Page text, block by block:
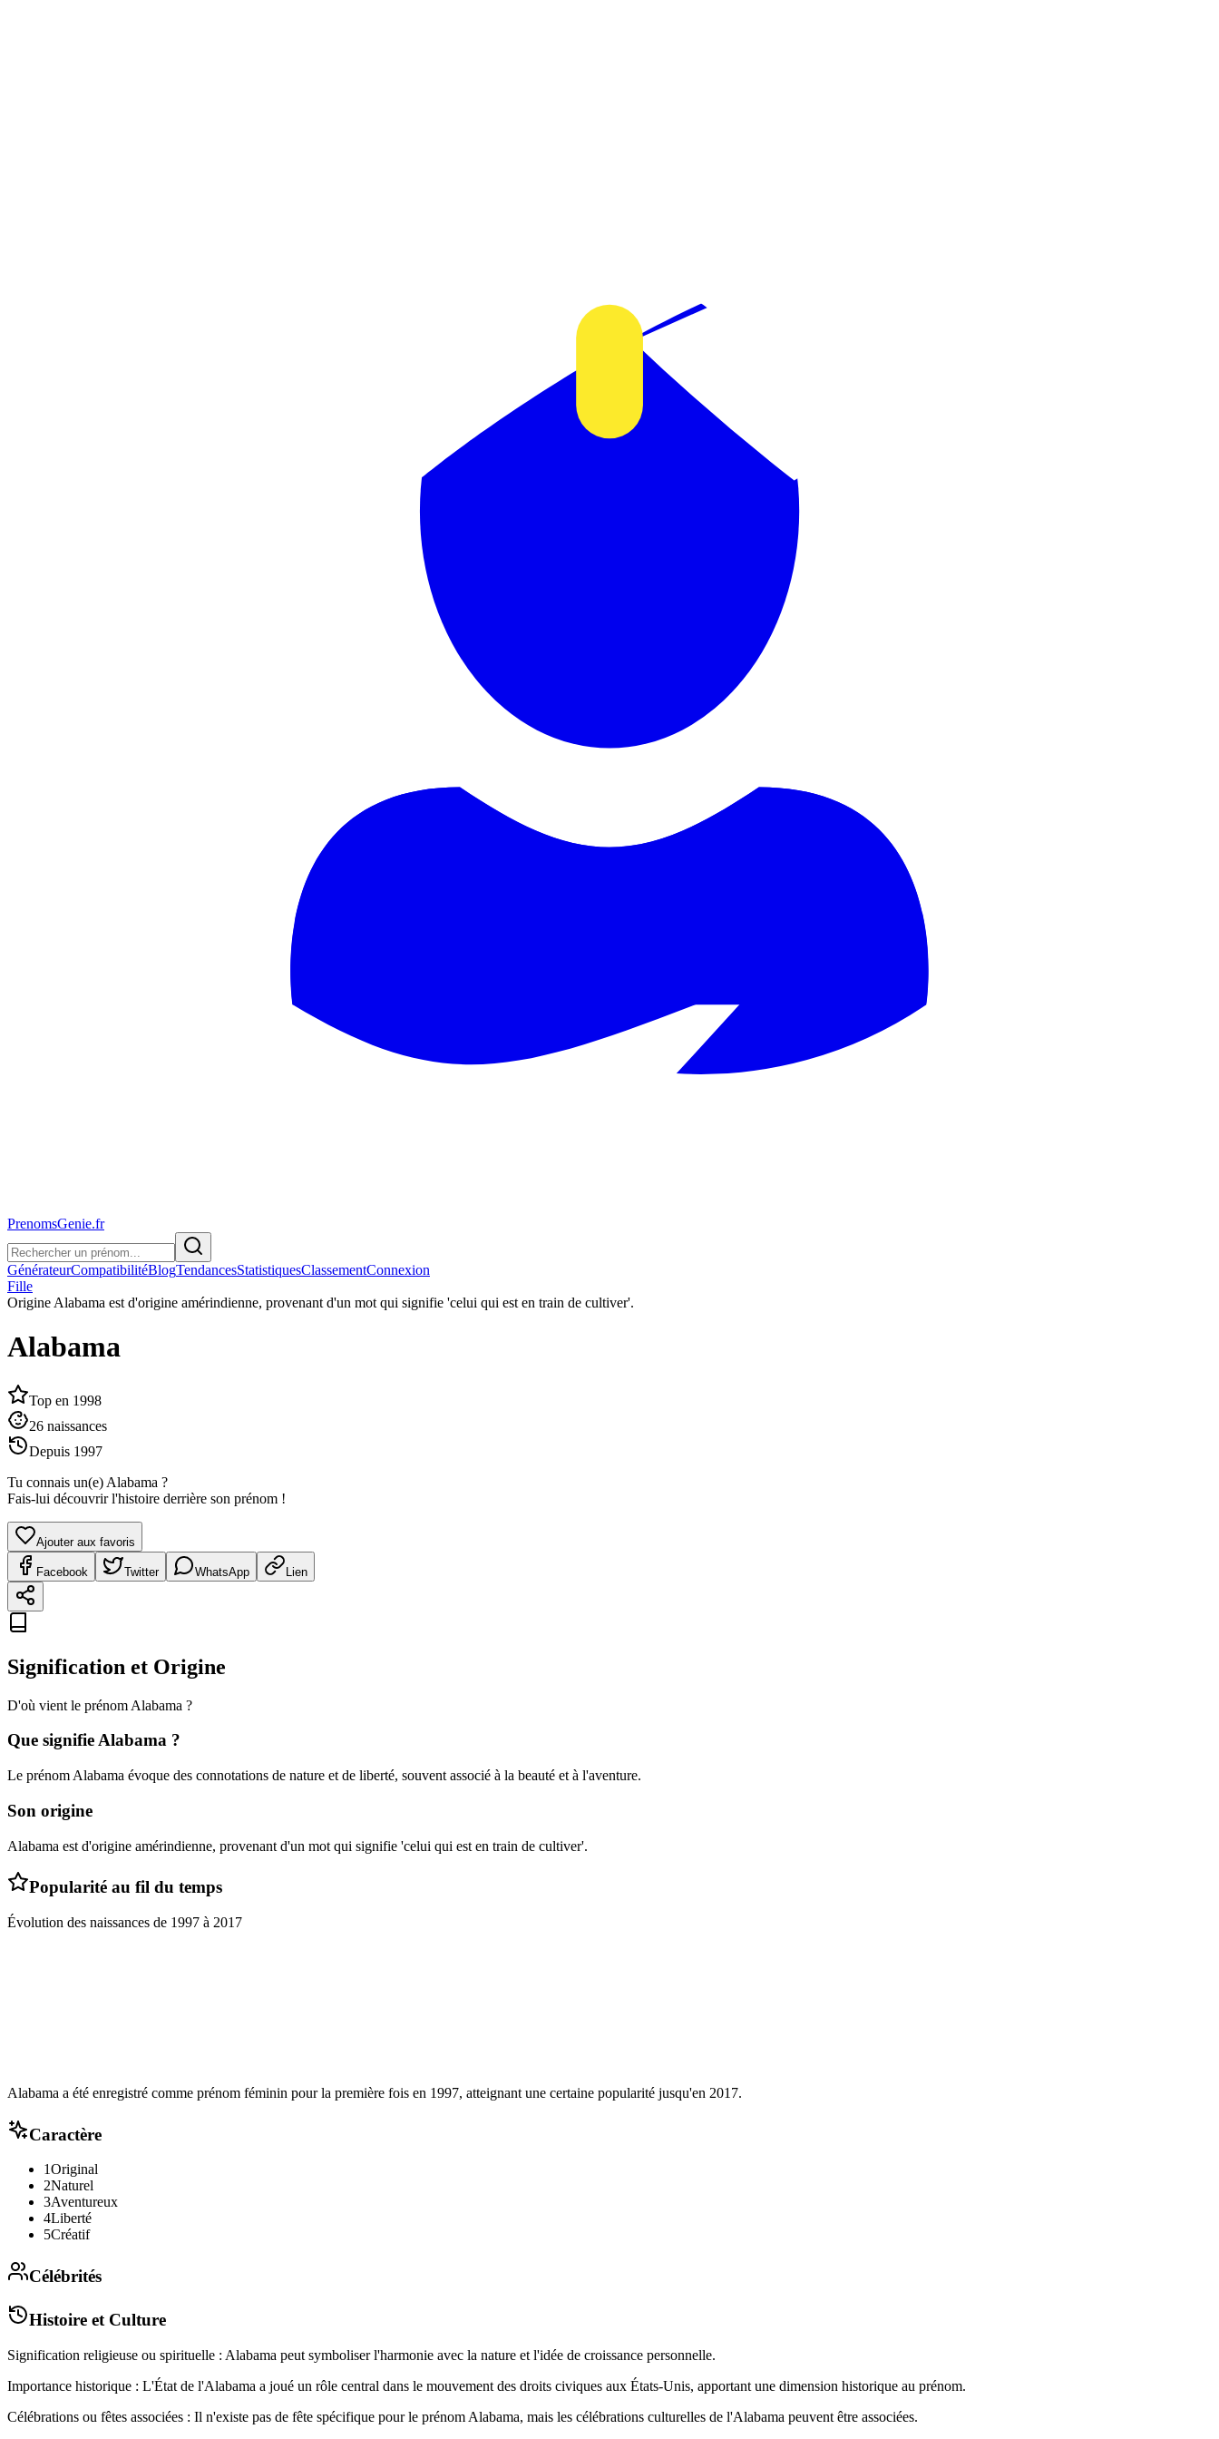
PrenomsGenie.fr
GénérateurCompatibilitéBlogTendancesStatistiquesClassementConnexion
Fille
Origine Alabama est d'origine amérindienne, provenant d'un mot qui signifie 'celui qui est en train de cultiver'.
Alabama
Top en 1998
26 naissances
Depuis 1997
Tu connais un(e) Alabama ?
Fais-lui découvrir l'histoire derrière son prénom !
Ajouter aux favoris
Facebook Twitter WhatsApp Lien
Signification et Origine
D'où vient le prénom Alabama ?
Que signifieAlabama ?
Le prénom Alabama évoque des connotations de nature et de liberté, souvent associé à la beauté et à l'aventure.
Son origine
Alabama est d'origine amérindienne, provenant d'un mot qui signifie 'celui qui est en train de cultiver'.
Popularité au fil du temps
Évolution des naissances de 1997 à 2017
Alabama a été enregistré comme prénom féminin pour la première fois en 1997, atteignant une certaine popularité jusqu'en 2017.
Caractère
1Original
2Naturel
3Aventureux
4Liberté
5Créatif
Célébrités
Histoire et Culture
Signification religieuse ou spirituelle : Alabama peut symboliser l'harmonie avec la nature et l'idée de croissance personnelle.
Importance historique : L'État de l'Alabama a joué un rôle central dans le mouvement des droits civiques aux États-Unis, apportant une dimension historique au prénom.
Célébrations ou fêtes associées : Il n'existe pas de fête spécifique pour le prénom Alabama, mais les célébrations culturelles de l'Alabama peuvent être associées.